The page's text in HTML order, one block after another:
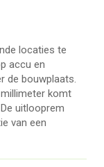
locaties te
accu en
de bouwplaats.
komt
uitlooprem
van een